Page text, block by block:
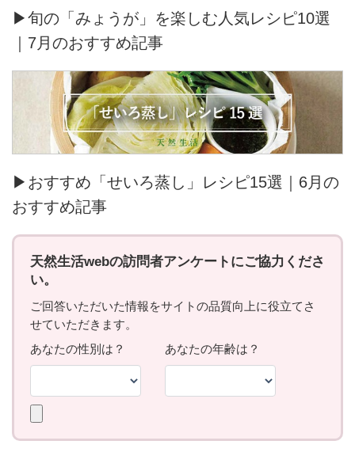
▶旬の「みょうが」を楽しむ人気レシピ10選
｜7月のおすすめ記事
▶おすすめ「せいろ蒸し」レシピ15選｜6月の
おすすめ記事